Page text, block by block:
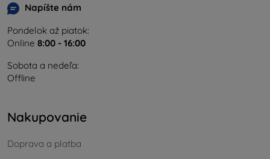
Napíšte nám
Pondelok až piatok:
Online 8:00 - 16:00
Sobota a nedeľa:
Offline
Nakupovanie
Doprava a platba